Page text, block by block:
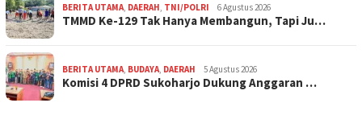
BERITA UTAMA, DAERAH, TNI/POLRI 6 Agustus 2026
TMMD Ke-129 Tak Hanya Membangun, Tapi Ju…
BERITA UTAMA, BUDAYA, DAERAH 5 Agustus 2026
Komisi 4 DPRD Sukoharjo Dukung Anggaran …